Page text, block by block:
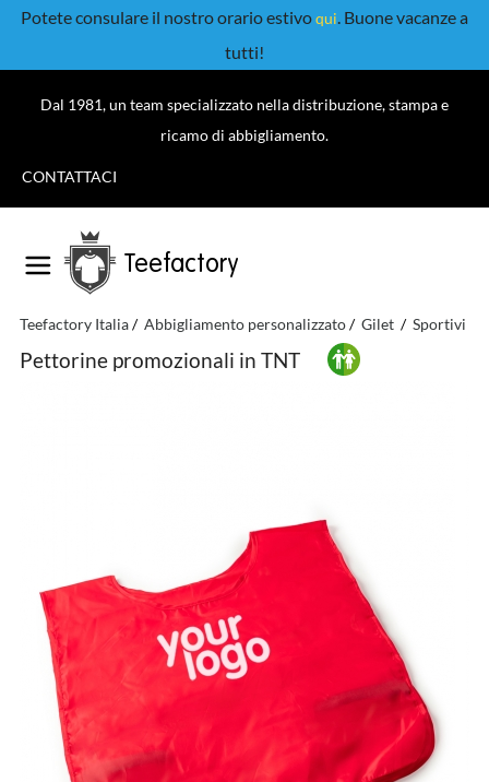
Potete consulare il nostro orario estivoqui. Buone vacanze a
tutti!
Dal 1981, un team specializzato nella distribuzione, stampa e
ricamo di abbigliamento.
CONTATTACI
Teefactory
Teefactory Italia Abbigliamento personalizzato Gilet Sportivi
Pettorine promozionali in TNT